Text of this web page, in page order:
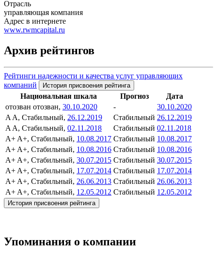
Отрасль
управляющая компания
Адрес в интернете
www.rwmcapital.ru
Архив рейтингов
Рейтинги надежности и качества услуг управляющих
компаний
История присвоения рейтинга
Национальная шкала Прогноз
Дата
отозван отозван, 30.10.2020 -
30.10.2020
A A, Стабильный, 26.12.2019 Стабильный 26.12.2019
A A, Стабильный, 02.11.2018 Стабильный 02.11.2018
A+ A+, Стабильный, 10.08.2017 Стабильный 10.08.2017
A+ A+, Стабильный, 10.08.2016 Стабильный 10.08.2016
A+ A+, Стабильный, 30.07.2015 Стабильный 30.07.2015
A+ A+, Стабильный, 17.07.2014 Стабильный 17.07.2014
A+ A+, Стабильный, 26.06.2013 Стабильный 26.06.2013
A+ A+, Стабильный, 12.05.2012 Стабильный 12.05.2012
История присвоения рейтинга
Упоминания о компании